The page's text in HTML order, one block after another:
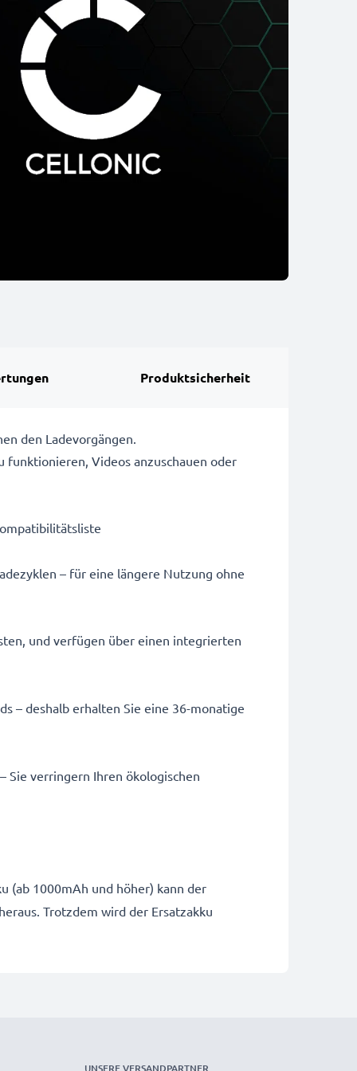
Produktsicherheit
den Ladevorgängen.
funktionieren, Videos anzuschauen oder
– für eine längere Nutzung ohne
und verfügen über einen integrierten
– deshalb erhalten Sie eine 36-monatige
Sie verringern Ihren ökologischen
(ab 1000mAh und höher) kann der
Trotzdem wird der Ersatzakku
UNSERE VERSANDPARTNER